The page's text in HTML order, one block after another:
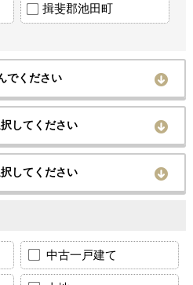
揖斐郡池田町
でください
してください
してください
中古一戸建て